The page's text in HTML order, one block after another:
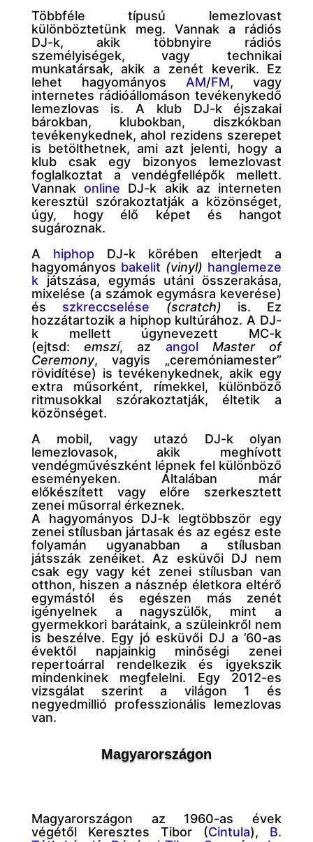
Többféle típusú lemezlovast
különböztetünk meg. Vannak a rádiós
DJ-k, akik többnyire rádiós
személyiségek, vagy technikai
munkatársak, akik a zenét keverik. Ez
lehet hagyományos
AM/FM, vagy
internetes rádióállomáson tevékenykedő
lemezlovas is. A klub DJ-k éjszakai
bárokban, klubokban, diszkókban
tevékenykednek, ahol rezidens szerepet
is betölthetnek, ami azt jelenti, hogy a
klub csak egy bizonyos lemezlovast
foglalkoztat a vendégfellépők mellett.
Vannak online
DJ-k akik az interneten
keresztül szórakoztatják a közönséget,
úgy, hogy élő képet és hangot
sugároznak.
A
hiphop
DJ-k körében elterjedt a
hagyományos bakelit (vinyl) hanglemeze
k
játszása, egymás utáni összerakása,
mixelése (a számok egymásra keverése)
és
szkreccselése (scratch)
is. Ez
hozzátartozik a hiphop kultúrához. A DJ-
k mellett úgynevezett MC-k
(ejtsd:
emszí, az angol
Master of
Ceremony, vagyis „ceremóniamester”
rövidítése) is tevékenykednek, akik egy
extra műsorként, rímekkel, különböző
ritmusokkal szórakoztatják, éltetik a
közönséget.
A mobil, vagy utazó DJ-k olyan
lemezlovasok, akik meghívott
vendégművészként lépnek fel különböző
eseményeken. Általában már
előkészített vagy előre szerkesztett
zenei műsorral érkeznek.
A hagyományos DJ-k legtöbbször egy
zenei stílusban jártasak és az egész este
folyamán ugyanabban a stílusban
játsszák zenéiket. Az esküvői DJ nem
csak egy vagy két zenei stílusban van
otthon, hiszen a násznép életkora eltérő
egymástól és egészen más zenét
igényelnek a nagyszülők, mint a
gyermekkori barátaink, a szüleinkről nem
is beszélve. Egy jó esküvői DJ a ’60-as
évektől napjainkig minőségi zenei
repertoárral rendelkezik és igyekszik
mindenkinek megfelelni.
Egy 2012-es
vizsgálat szerint a világon 1 és
negyedmillió professzionális lemezlovas
van.
Magyarországon
Magyarországon az 1960-as évek
végétől Keresztes Tibor (Cintula),
B.